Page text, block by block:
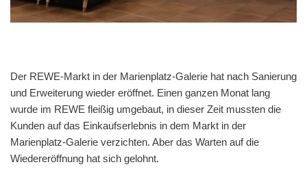
Der REWE-Markt in der Marienplatz-Galerie hat nach Sanierung
und Erweiterung wieder eröffnet. Einen ganzen Monat lang
wurde im REWE fleißig umgebaut, in dieser Zeit mussten die
Kunden auf das Einkaufserlebnis in dem Markt in der
Marienplatz-Galerie verzichten. Aber das Warten auf die
Wiedereröffnung hat sich gelohnt.